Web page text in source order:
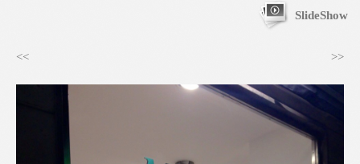
SlideShow
<< >>